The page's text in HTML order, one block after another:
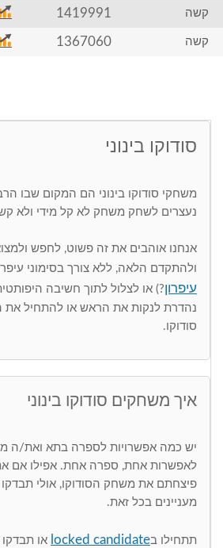
קשה 1419991
קשה 1367060
סודוקו בינוני
משחקי סודוקו בינוני הם המקום שבו
נעצרים לשחק משחק לא קל מידי ולא
אנחנו אוהבים את זה פשוט, לחפש
ולהתקדם הלאה, ללא צורך בסימוני
עיפרון ?) או לצלול לתוך חשיבה
נהדרת לנקות את הראש או להתחיל את
סודוקו.
איך משחקים סודוקו בינוני
יש כמה אפשרויות לספרה בתא ואת/ה
לאפשרות אחת, ספרה אחת. אפילו אם
פיצחתם את משחק הסודוקו, אולי
מעניינים בכל זאת.
תתחילו בlocked candidate או